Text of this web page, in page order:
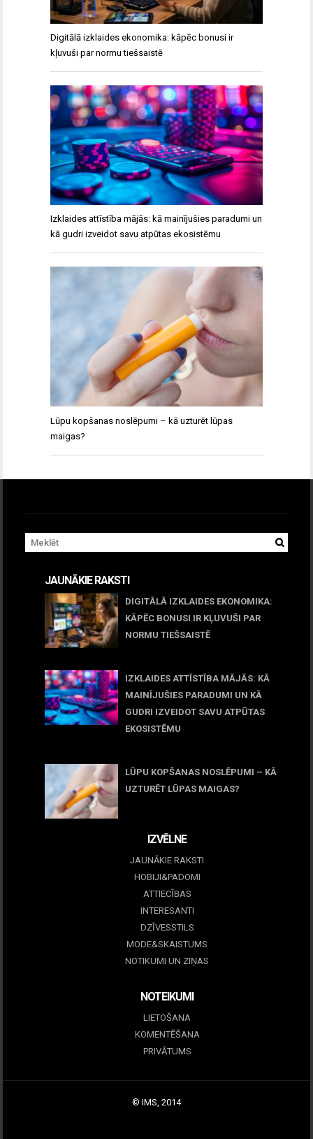
Digitālā izklaides ekonomika: kāpēc bonusi ir
kļuvuši par normu tiešsaistē
Izklaides attīstība mājās: kā mainījušies paradumi un
kā gudri izveidot savu atpūtas ekosistēmu
Lūpu kopšanas noslēpumi – kā uzturēt lūpas
maigas?
JAUNĀKIE RAKSTI
DIGITĀLĀ IZKLAIDES EKONOMIKA:
KĀPĒC BONUSI IR KĻUVUŠI PAR
NORMU TIEŠSAISTĒ
IZKLAIDES ATTĪSTĪBA MĀJĀS: KĀ
MAINĪJUŠIES PARADUMI UN KĀ
GUDRI IZVEIDOT SAVU ATPŪTAS
EKOSISTĒMU
LŪPU KOPŠANAS NOSLĒPUMI – KĀ
UZTURĒT LŪPAS MAIGAS?
IZVĒLNE
JAUNĀKIE RAKSTI
HOBIJI&PADOMI
ATTIECĪBAS
INTERESANTI
DZĪVESSTILS
MODE&SKAISTUMS
NOTIKUMI UN ZIŅAS
NOTEIKUMI
LIETOŠANA
KOMENTĒŠANA
PRIVĀTUMS
© IMS, 2014